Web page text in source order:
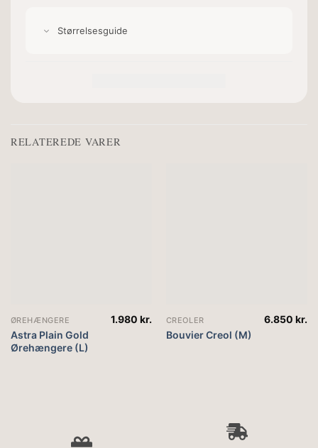
Størrelsesguide
RELATEREDE VARER
ØREHÆNGERE
Astra Plain Gold
Ørehængere (L)
1.980kr. CREOLER
Bouvier Creol (M)
6.850kr.